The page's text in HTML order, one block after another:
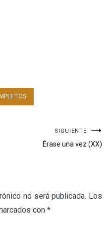
SIGUIENTE
Érase una vez (XX)
no será publicada. Los
con *